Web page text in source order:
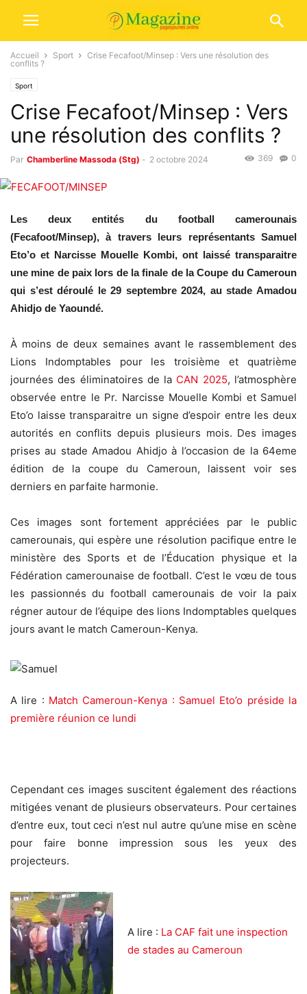
Accueil Sport
Crise Fecafoot/Minsep : Vers une résolution des
conflits ?
Sport
Crise Fecafoot/Minsep : Vers
une résolution des conflits ?
Par Chamberline Massoda (Stg) - 2 octobre 2024 0
369
Les deux entités du football camerounais
(Fecafoot/Minsep), à travers leurs représentants Samuel
Eto’o et Narcisse Mouelle Kombi, ont laissé transparaitre
une mine de paix lors de la finale de la Coupe du Cameroun
qui s’est déroulé le 29 septembre 2024, au stade Amadou
Ahidjo de Yaoundé.
À moins de deux semaines avant le rassemblement des
Lions Indomptables pour les troisième et quatrième
journées des éliminatoires de la CAN 2025, l’atmosphère
observée entre le Pr. Narcisse Mouelle Kombi et Samuel
Eto’o laisse transparaitre un signe d’espoir entre les deux
autorités en conflits depuis plusieurs mois. Des images
prises au stade Amadou Ahidjo à l’occasion de la 64eme
édition de la coupe du Cameroun, laissent voir ses
derniers en parfaite harmonie.
Ces images sont fortement appréciées par le public
camerounais, qui espère une résolution pacifique entre le
ministère des Sports et de l’Éducation physique et la
Fédération camerounaise de football. C’est le vœu de tous
les passionnés du football camerounais de voir la paix
régner autour de l’équipe des lions Indomptables quelques
jours avant le match Cameroun-Kenya.
A lire : Match Cameroun-Kenya : Samuel Eto’o préside la
première réunion ce lundi
Cependant ces images suscitent également des réactions
mitigées venant de plusieurs observateurs. Pour certaines
d’entre eux, tout ceci n’est nul autre qu’une mise en scène
pour faire bonne impression sous les yeux des
projecteurs.
A lire : La CAF fait une inspection
de stades au Cameroun